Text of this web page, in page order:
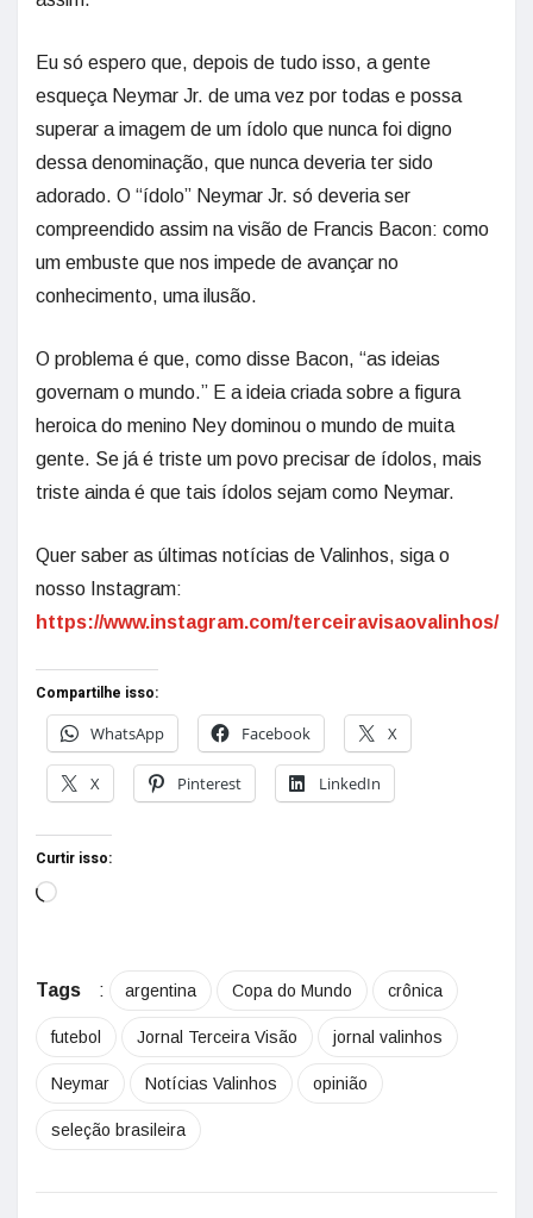
Eu só espero que, depois de tudo isso, a gente
esqueça Neymar Jr. de uma vez por todas e possa
superar a imagem de um ídolo que nunca foi digno
dessa denominação, que nunca deveria ter sido
adorado. O “ídolo” Neymar Jr. só deveria ser
compreendido assim na visão de Francis Bacon: como
um embuste que nos impede de avançar no
conhecimento, uma ilusão.
O problema é que, como disse Bacon, “as ideias
governam o mundo.” E a ideia criada sobre a figura
heroica do menino Ney dominou o mundo de muita
gente. Se já é triste um povo precisar de ídolos, mais
triste ainda é que tais ídolos sejam como Neymar.
Quer saber as últimas notícias de Valinhos, siga o
nosso Instagram:
https://www.instagram.com/terceiravisaovalinhos/
Compartilhe isso:
WhatsApp
Facebook X
X Pinterest LinkedIn
Curtir isso:
Tags : argentina Copa do Mundo crônica
futebol Jornal Terceira Visão jornal valinhos
Neymar Notícias Valinhos opinião
seleção brasileira